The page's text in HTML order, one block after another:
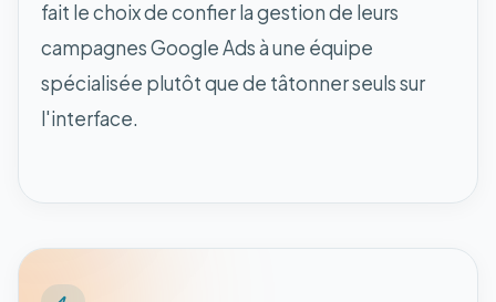
fait le choix de confier la gestion de leurs
campagnes Google Ads à une équipe
spécialisée plutôt que de tâtonner seuls sur
l'interface.